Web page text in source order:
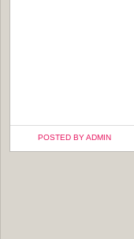
POSTED BY ADMIN